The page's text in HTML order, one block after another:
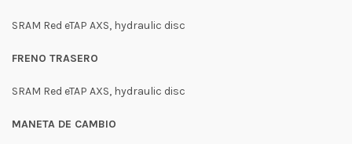
SRAM Red eTAP AXS, hydraulic disc
FRENO TRASERO
SRAM Red eTAP AXS, hydraulic disc
MANETA DE CAMBIO